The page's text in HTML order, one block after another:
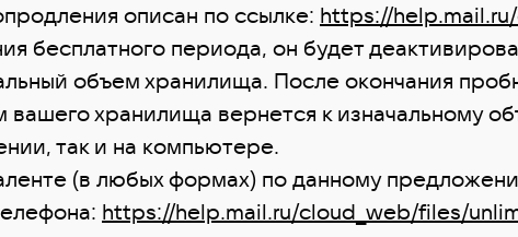
описан по ссылке: https://
бесплатного периода, он будет
объем хранилища. После окончания
хранилища вернется к изначальному
так и на компьютере.
(в любых формах) по данному
https://help.mail.ru/cloud_web/files/